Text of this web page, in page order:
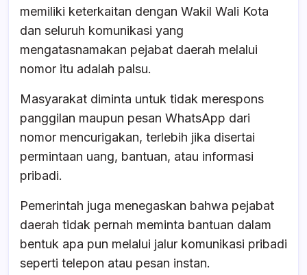
memiliki keterkaitan dengan Wakil Wali Kota
dan seluruh komunikasi yang
mengatasnamakan pejabat daerah melalui
nomor itu adalah palsu.
Masyarakat diminta untuk tidak merespons
panggilan maupun pesan WhatsApp dari
nomor mencurigakan, terlebih jika disertai
permintaan uang, bantuan, atau informasi
pribadi.
Pemerintah juga menegaskan bahwa pejabat
daerah tidak pernah meminta bantuan dalam
bentuk apa pun melalui jalur komunikasi pribadi
seperti telepon atau pesan instan.